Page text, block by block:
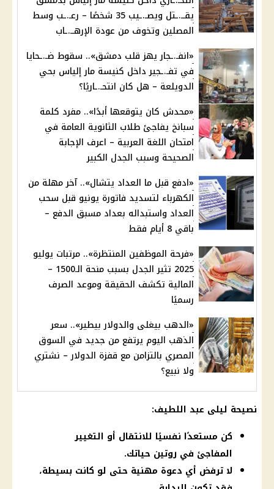
يقــ.ـتل ويصـ.ـيب 35 شخصًا – رعـ.ـب وسط
المصلين وتخوف من عودة الإرهــ.ـاب
«انفـ.ـجار يهز قلب دمشق».. سقوط ضـ.ـحايا
في تفـ.ـجير داخل كنيسة مار إلياس بحي
الدويلعة – هل كان انتحـ.ـاريًا؟
«محدش كان يتوقعها أبدًا».. مفرد كلمة
سبانخ يفاجئ طلاب الثانوية العامة في
امتحان اللغة العربية – اعرف الإجابة
الصحيحة وسبب الجدل الكبير
«ادفع قبل ما العداد يتشال».. آخر مهلة من
الكهرباء لتسديد فاتورة يونيو قبل سحب
العداد واستبداله بعداد مسبق الدفع –
باقي 8 أيام فقط
«فرحة الموظفين المنتظرة».. مرتبات يوليو
2025 تثير الجدل بسبب منحة الـ1500 –
المالية تكشف الحقيقة وموعد الصرف
رسميًا
«الدهب بيغلى والدولار بيطير».. سعر
الذهب اليوم يرتفع من جديد في السوق
المصري بالتزامن مع قفزة الدولار – نشتري
ولا نبيع؟
نصيحة ليلى عبد اللطيف:
كن مستعدًا نفسيًا للانتقال أو التغيير
المفاجئ في روتين حياتك.
لا ترفض أي دعوة مهنية حتى لو كانت بسيطة،